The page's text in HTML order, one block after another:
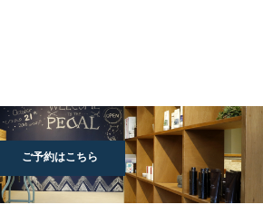
ご予約はこちら